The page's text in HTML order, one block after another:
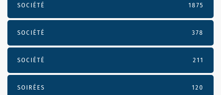
SOCIÉTÉ 1875
SOCIÉTÉ 378
SOCIÉTÉ 211
SOIRÉES 120